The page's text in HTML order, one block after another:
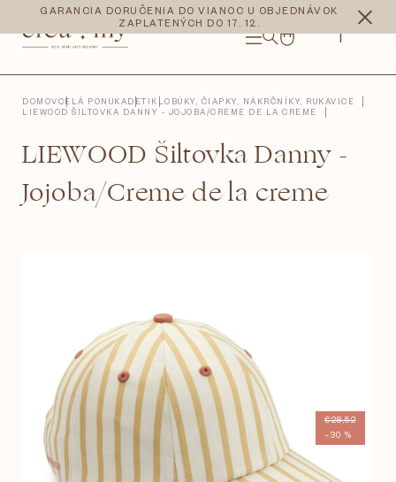
obsah
GARANCIA DORUČENIA DO VIANOC U OBJEDNÁVOK
ZAPLATENÝCH DO 17. 12.
NÁKUPNÝ
CZK EUR
DOMOVCELÁ PONUKADETI KLOBÚKY, ČIAPKY, NÁKRČNÍKY, RUKAVICE
LIEWOOD ŠILTOVKA DANNY - JOJOBA/CREME DE LA CREME
LIEWOOD Šiltovka Danny -
Jojoba/Creme de la creme
€28,52
–30 %